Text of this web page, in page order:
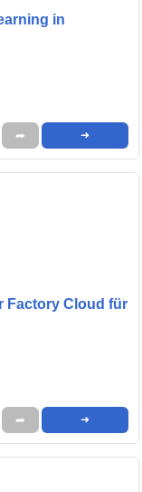
in
➦ ➜
Factory Cloud für
➦ ➜